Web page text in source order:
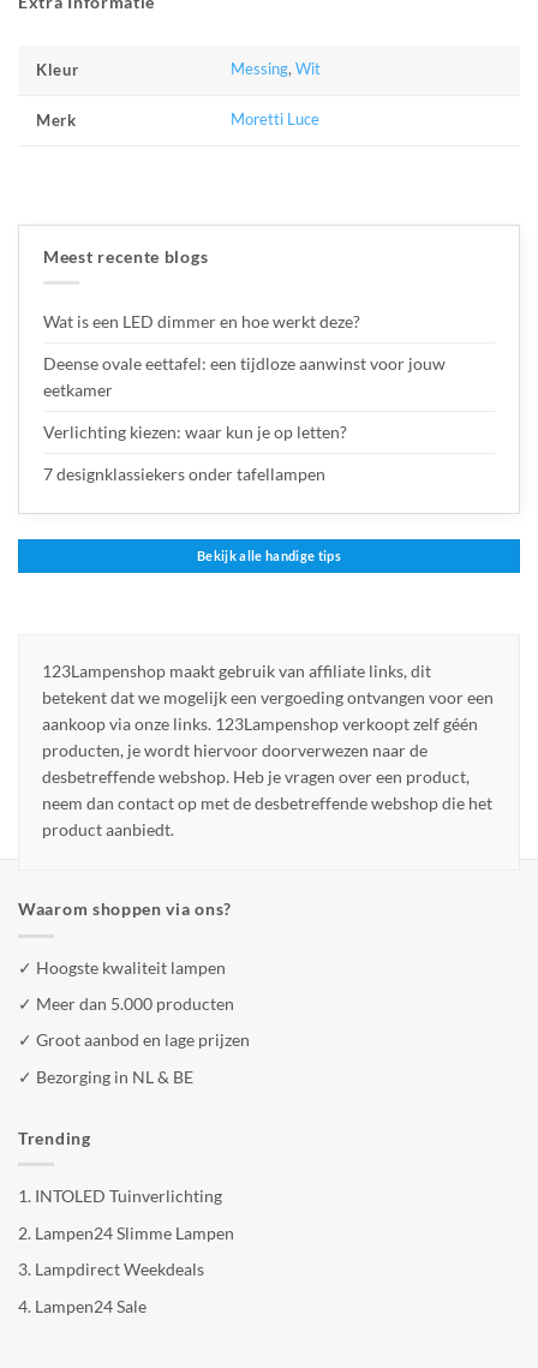
Kleur Messing,Wit
Merk Moretti Luce
Meest recente blogs
Wat is een LED dimmer en hoe werkt deze?
Deense ovale eettafel: een tijdloze aanwinst voor jouw
eetkamer
Verlichting kiezen: waar kun je op letten?
7 designklassiekers onder tafellampen
Bekijk alle handige tips
123Lampenshop maakt gebruik van affiliate links, dit
betekent dat we mogelijk een vergoeding ontvangen voor een
aankoop via onze links. 123Lampenshop verkoopt zelf géén
producten, je wordt hiervoor doorverwezen naar de
desbetreffende webshop. Heb je vragen over een product,
neem dan contact op met de desbetreffende webshop die het
product aanbiedt.
Waarom shoppen via ons?
✓ Hoogste kwaliteit lampen
✓ Meer dan 5.000 producten
✓ Groot aanbod en lage prijzen
✓ Bezorging in NL & BE
Trending
1. INTOLED Tuinverlichting
2. Lampen24 Slimme Lampen
3. Lampdirect Weekdeals
4. Lampen24 Sale